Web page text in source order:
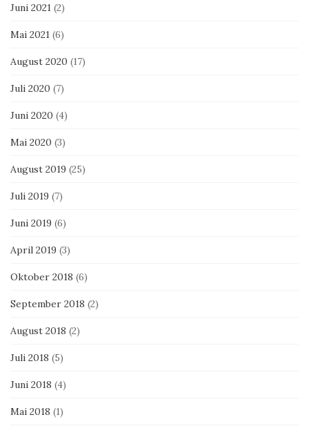
Juni 2021 (2)
Mai 2021 (6)
August 2020 (17)
Juli 2020 (7)
Juni 2020 (4)
Mai 2020 (3)
August 2019 (25)
Juli 2019 (7)
Juni 2019 (6)
April 2019 (3)
Oktober 2018 (6)
September 2018 (2)
August 2018 (2)
Juli 2018 (5)
Juni 2018 (4)
Mai 2018 (1)